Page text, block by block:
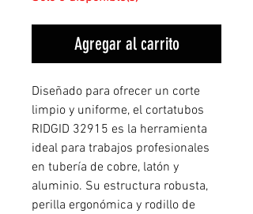
Agregar al carrito
Diseñado para ofrecer un corte
limpio y uniforme, el cortatubos
RIDGID 32915 es la herramienta
ideal para trabajos profesionales
en tubería de cobre, latón y
aluminio. Su estructura robusta,
perilla ergonómica y rodillo de